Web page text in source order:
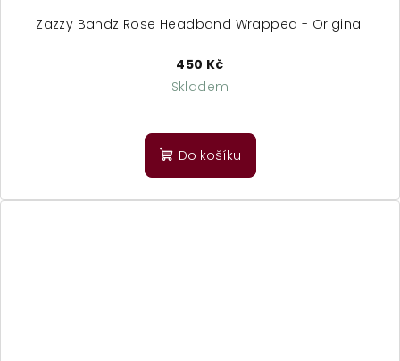
Zazzy Bandz Rose Headband Wrapped - Original
450 Kč
Skladem
Do košíku